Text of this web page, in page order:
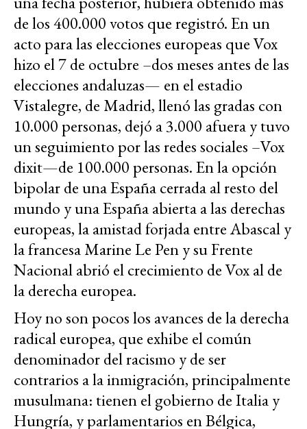
de los 400.000 votos que registró. En un
acto para las elecciones europeas que Vox
hizo el 7 de octubre –dos meses antes de las
elecciones andaluzas— en el estadio
Vistalegre, de Madrid, llenó las gradas con
10.000 personas, dejó a 3.000 afuera y tuvo
un seguimiento por las redes sociales –Vox
dixit—de 100.000 personas. En la opción
bipolar de una España cerrada al resto del
mundo y una España abierta a las derechas
europeas, la amistad forjada entre Abascal y
la francesa Marine Le Pen y su Frente
Nacional abrió el crecimiento de Vox al de
la derecha europea.
Hoy no son pocos los avances de la derecha
radical europea, que exhibe el común
denominador del racismo y de ser
contrarios a la inmigración, principalmente
musulmana: tienen el gobierno de Italia y
Hungría, y parlamentarios en Bélgica,